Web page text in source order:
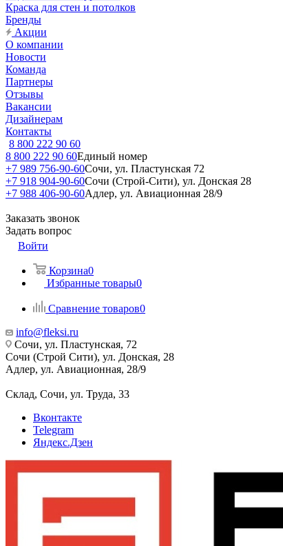
Краска для стен и потолков
Бренды
Акции
О компании
Новости
Команда
Партнеры
Отзывы
Вакансии
Дизайнерам
Контакты
8 800 222 90 60
8 800 222 90 60Единый номер
+7 989 756-90-60Сочи, ул. Пластунская 72
+7 918 904-90-60Сочи (Строй-Сити), ул. Донская 28
+7 988 406-90-60Адлер, ул. Авиационная 28/9
Заказать звонок
Задать вопрос
Войти
Корзина0
Избранные товары0
Сравнение товаров0
info@fleksi.ru
Сочи, ул. Пластунская, 72
Сочи (Строй Сити), ул. Донская, 28
Адлер, ул. Авиационная, 28/9
Склад, Сочи, ул. Труда, 33
Вконтакте
Telegram
Яндекс.Дзен